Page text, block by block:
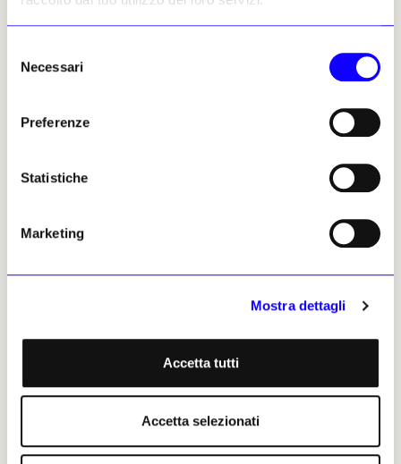
delNecessari
Preferenze
Statistiche
Marketing
Mostra dettagli
Accetta tutti
Accetta selezionati
Leggi i suoi articoli
Trump prende di mira la
Redazione 22 agosto 2025
Altri articoli dell'autore